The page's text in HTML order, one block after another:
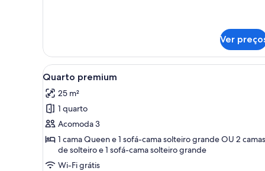
Ver
Carrega
todas
as
fotos
de
Quarto
premium
Quarto moderno com painel
4
Quarto premium
25 m²
1 quarto
Acomoda 3
1 cama Queen e 1 sofá-cama solteiro grande OU 2 camas
de solteiro e 1 sofá-cama solteiro grande
Wi-Fi grátis